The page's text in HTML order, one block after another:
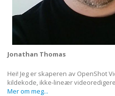
Jonathan Thomas
Hei! Jeg er skaperen av OpenShot
kildekode, ikke-lineær
Mer om meg...